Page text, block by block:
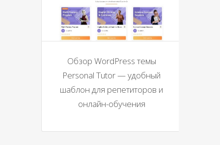
Обзор WordPress темы
Personal Tutor — удобный
шаблон для репетиторов и
онлайн-обучения